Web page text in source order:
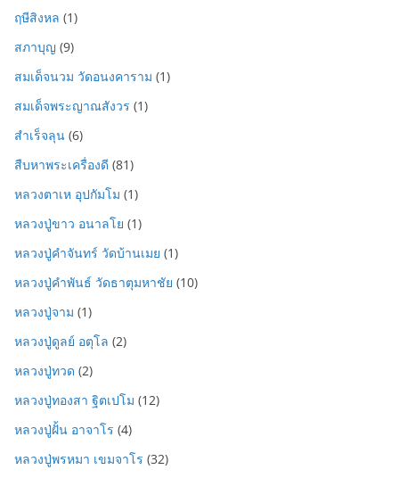
ฤษีสิงหล (1)
สภาบุญ (9)
สมเด็จนวม วัดอนงคาราม (1)
สมเด็จพระญาณสังวร (1)
สำเร็จลุน (6)
สืบหาพระเครื่องดี (81)
หลวงตาเห อุปกัมโม (1)
หลวงปู่ขาว อนาลโย (1)
หลวงปู่คำจันทร์ วัดบ้านเมย (1)
หลวงปู่คำพันธ์ วัดธาตุมหาชัย (10)
หลวงปู่จาม (1)
หลวงปู่ดูลย์ อตุโล (2)
หลวงปู่ทวด (2)
หลวงปู่ทองสา ฐิตเปโม (12)
หลวงปู่ฝั้น อาจาโร (4)
หลวงปู่พรหมา เขมจาโร (32)